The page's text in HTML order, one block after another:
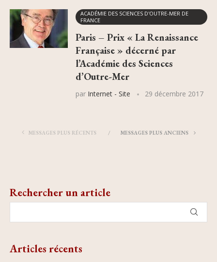
ACADÉMIE DES SCIENCES D'OUTRE-MER DE
FRANCE
Paris – Prix « La Renaissance
Française » décerné par
l’Académie des Sciences
d’Outre-Mer
par Internet - Site 29 décembre 2017
MESSAGES PLUS RÉCENTS MESSAGES PLUS ANCIENS
Rechercher un article
Articles récents